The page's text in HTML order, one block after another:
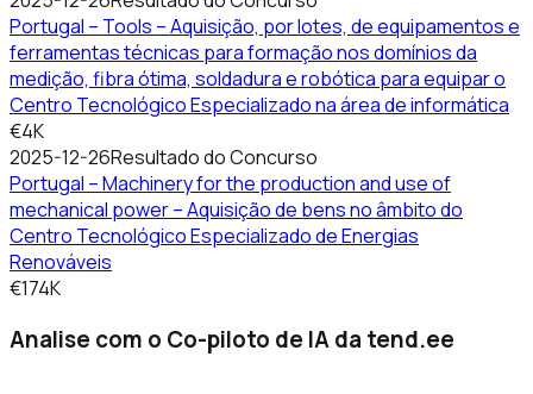
Portugal – Tools – Aquisição, por lotes, de equipamentos e
ferramentas técnicas para formação nos domínios da
medição, fibra ótima, soldadura e robótica para equipar o
Centro Tecnológico Especializado na área de informática
€4K
2025-12-26Resultado do Concurso
Portugal – Machinery for the production and use of
mechanical power – Aquisição de bens no âmbito do
Centro Tecnológico Especializado de Energias
Renováveis
€174K
Analise com o Co-piloto de IA da tend.ee